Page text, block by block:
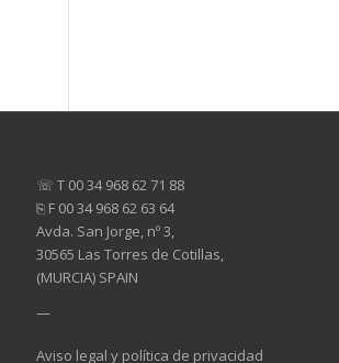
☏ T 00 34 968 62 71 88
⎘ F 00 34 968 62 63 64
Avda. San Jorge, nº 3,
30565 Las Torres de Cotillas,
(MURCIA) SPAIN
—
Aviso legal y política de privacidad